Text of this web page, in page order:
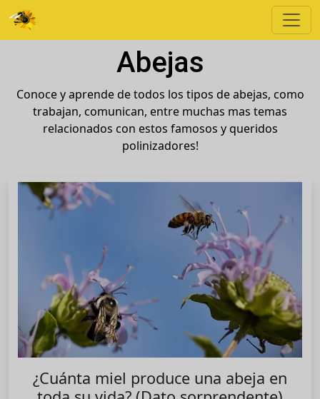
Abejas
Conoce y aprende de todos los tipos de abejas, como
trabajan, comunican, entre muchas mas temas
relacionados con estos famosos y queridos
polinizadores!
¿Cuánta miel produce una abeja en